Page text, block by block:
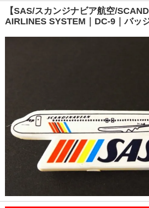
【SAS/スカンジナビア航空/
AIRLINES SYSTEM｜DC-9｜バッジ